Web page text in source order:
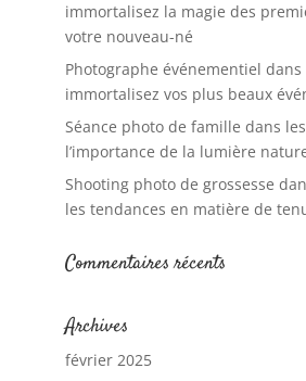
immortalisez la magie des
votre nouveau-né
Photographe événementiel dans
immortalisez vos plus beaux
Séance photo de famille dans les
l’importance de la lumière
Shooting photo de grossesse
les tendances en matière de
Commentaires récents
Archives
février 2025